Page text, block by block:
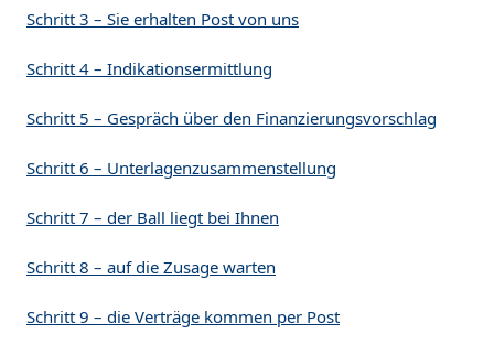
Schritt 3 – Sie erhalten Post von uns
Schritt 4 – Indikationsermittlung
Schritt 5 – Gespräch über den Finanzierungsvorschlag
Schritt 6 – Unterlagenzusammenstellung
Schritt 7 – der Ball liegt bei Ihnen
Schritt 8 – auf die Zusage warten
Schritt 9 – die Verträge kommen per Post